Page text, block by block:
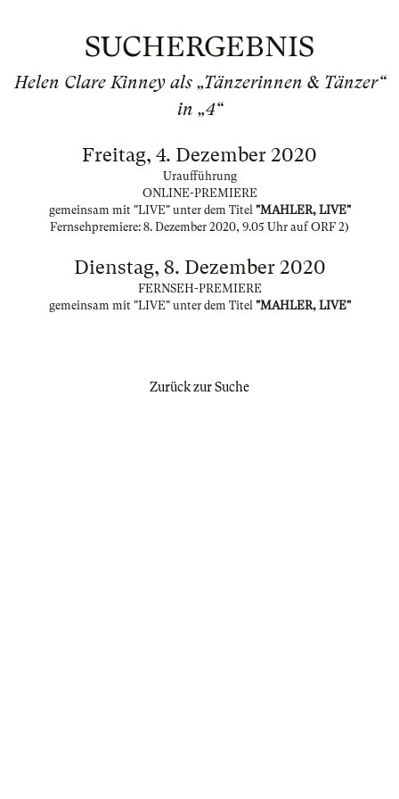
SUCHERGEBNIS
Helen Clare Kinney als „Tänzerinnen & Tänzer“
in „4“
Freitag, 4. Dezember 2020
Uraufführung
ONLINE-PREMIERE
gemeinsam mit "LIVE" unter dem Titel "MAHLER, LIVE"
Fernsehpremiere: 8. Dezember 2020, 9.05 Uhr auf ORF 2)
Dienstag, 8. Dezember 2020
FERNSEH-PREMIERE
gemeinsam mit "LIVE" unter dem Titel "MAHLER, LIVE"
Zurück zur Suche